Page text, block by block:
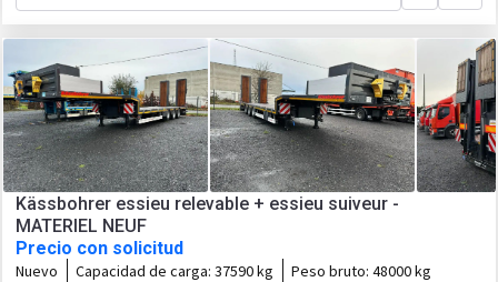
Kässbohrer essieu relevable + essieu suiveur -
MATERIEL NEUF
Precio con solicitud
Nuevo Capacidad de carga: 37590 kg Peso bruto: 48000 kg